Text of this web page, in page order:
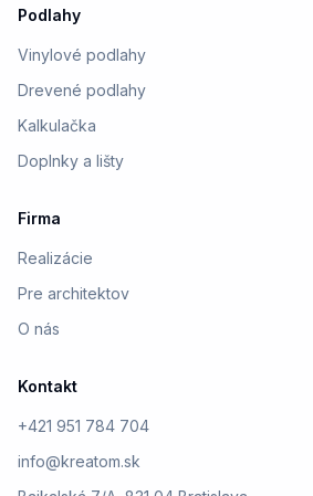
Podlahy
Vinylové podlahy
Drevené podlahy
Kalkulačka
Doplnky a lišty
Firma
Realizácie
Pre architektov
O nás
Kontakt
+421 951 784 704
info@kreatom.sk